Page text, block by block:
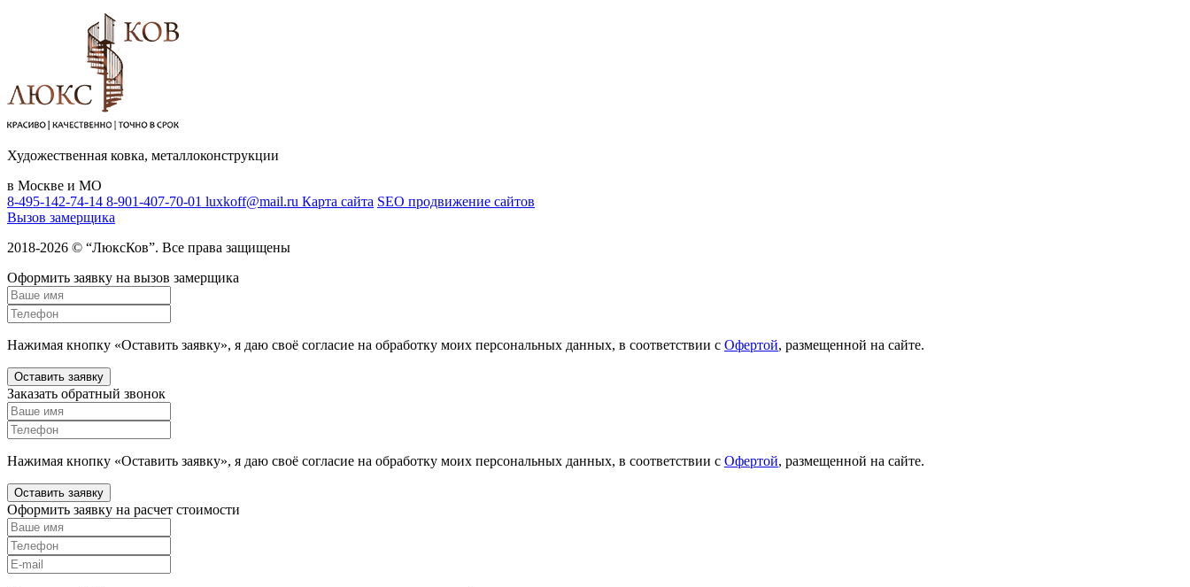
Художественная ковка, металлоконструкции
в Москве и МО
8-495-142-74-14 8-901-407-70-01 luxkoff@mail.ru Карта сайта SEO продвижение сайтов
Вызов замерщика
2018-2026 © “ЛюксКов”. Все права защищены
Оформить заявку на вызов замерщика
Нажимая кнопку «Оставить заявку», я даю своё согласие на обработку моих персональных данных, в соответствии с Офертой, размещенной на сайте.
Оставить заявку
Заказать обратный звонок
Нажимая кнопку «Оставить заявку», я даю своё согласие на обработку моих персональных данных, в соответствии с Офертой, размещенной на сайте.
Оставить заявку
Оформить заявку на расчет стоимости